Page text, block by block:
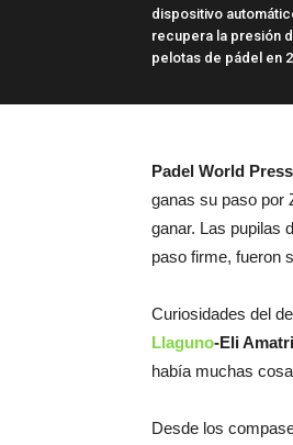
dispositivo
recupera la presión
pelotas de pádel en
Padel World
ganas su paso por
ganar. Las pupilas
paso firme, fueron
Curiosidades del
Llaguno-Eli
había muchas
Desde los